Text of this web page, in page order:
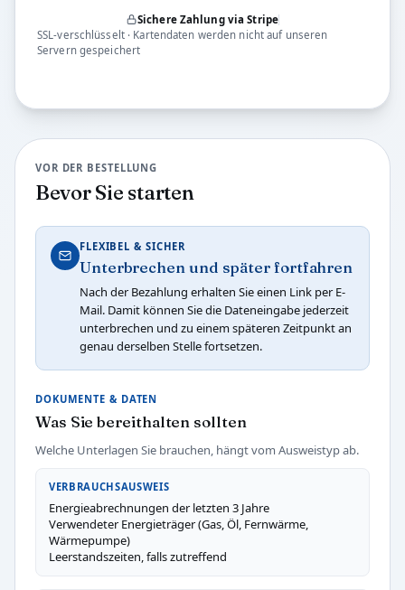
Sichere Zahlung via Stripe
SSL-verschlüsselt · Kartendaten werden nicht auf unseren
Servern gespeichert
VOR DER BESTELLUNG
Bevor Sie starten
FLEXIBEL & SICHER
Unterbrechen und später fortfahren
Nach der Bezahlung erhalten Sie einen Link per E-
Mail. Damit können Sie die Dateneingabe jederzeit
unterbrechen und zu einem späteren Zeitpunkt an
genau derselben Stelle fortsetzen.
DOKUMENTE & DATEN
Was Sie bereithalten sollten
Welche Unterlagen Sie brauchen, hängt vom Ausweistyp ab.
VERBRAUCHSAUSWEIS
Energieabrechnungen der letzten 3 Jahre
Verwendeter Energieträger (Gas, Öl, Fernwärme,
Wärmepumpe)
Leerstandszeiten, falls zutreffend